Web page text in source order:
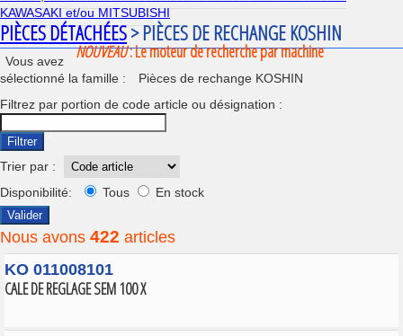
KAWASAKI et/ou MITSUBISHI
PIÈCES DÉTACHÉES> PIÈCES DE RECHANGE KOSHIN
NOUVEAU: Le moteur de recherche par machine
Vous avez
sélectionné la famille :
Pièces de rechange KOSHIN
Filtrez par portion de code article ou désignation :
Filtrer
Trier par :
Disponibilité:
Tous En stock
Valider
Nous avons 422 articles
KO 011008101
CALE DE REGLAGE SEM 100 X